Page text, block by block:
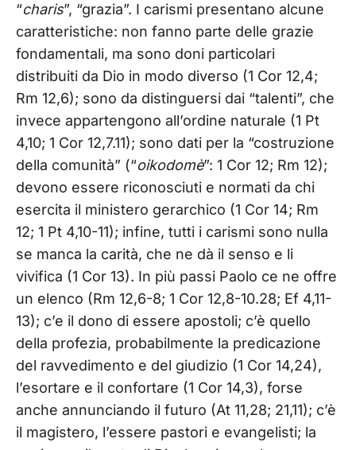
“charis”, “grazia”. I carismi presentano alcune
caratteristiche: non fanno parte delle grazie
fondamentali, ma sono doni particolari
distribuiti da Dio in modo diverso (1 Cor 12,4;
Rm 12,6); sono da distinguersi dai “talenti”, che
invece appartengono all’ordine naturale (1 Pt
4,10; 1 Cor 12,7.11); sono dati per la “costruzione
della comunità” (“oikodomè”: 1 Cor 12; Rm 12);
devono essere riconosciuti e normati da chi
esercita il ministero gerarchico (1 Cor 14; Rm
12; 1 Pt 4,10-11); infine, tutti i carismi sono nulla
se manca la carità, che ne dà il senso e li
vivifica (1 Cor 13). In più passi Paolo ce ne offre
un elenco (Rm 12,6-8; 1 Cor 12,8-10.28; Ef 4,11-
13); c’e il dono di essere apostoli; c’è quello
della profezia, probabilmente la predicazione
del ravvedimento e del giudizio (1 Cor 14,24),
l’esortare e il confortare (1 Cor 14,3), forse
anche annunciando il futuro (At 11,28; 21,11); c’è
il magistero, l’essere pastori e evangelisti; la